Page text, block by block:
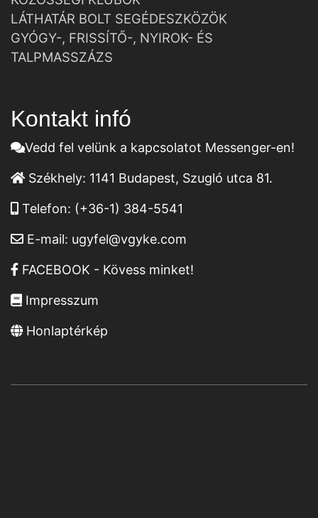
LÁTHATÁR BOLT SEGÉDESZKÖZÖK
GYÓGY-, FRISSÍTŐ-, NYIROK- ÉS
TALPMASSZÁZS
Kontakt infó
Vedd fel velünk a kapcsolatot Messenger-en!
Székhely: 1141 Budapest, Szugló utca 81.
Telefon: (+36-1) 384-5541
E-mail: ugyfel@vgyke.com
FACEBOOK - Kövess minket!
Impresszum
Honlaptérkép